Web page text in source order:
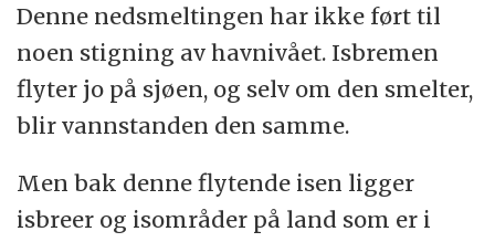
Denne nedsmeltingen har ikke ført til
noen stigning av havnivået. Isbremen
flyter jo på sjøen, og selv om den smelter,
blir vannstanden den samme.
Men bak denne flytende isen ligger
isbreer og isområder på land som er i